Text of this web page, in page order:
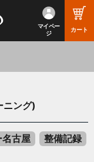
マイペー
ジ
カート
ニング)
古屋 整備記録